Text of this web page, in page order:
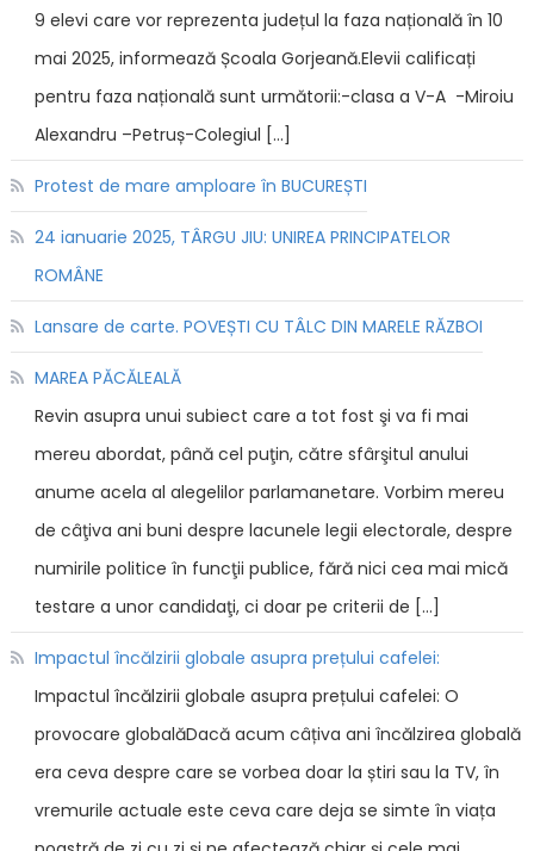
9 elevi care vor reprezenta județul la faza națională în 10
mai 2025, informează Școala Gorjeană.Elevii calificați
pentru faza națională sunt următorii:-clasa a V-A -Miroiu
Alexandru –Petruș-Colegiul […]
Protest de mare amploare în BUCUREȘTI
24 ianuarie 2025, TÂRGU JIU: UNIREA PRINCIPATELOR
ROMÂNE
Lansare de carte. POVEȘTI CU TÂLC DIN MARELE RĂZBOI
MAREA PĂCĂLEALĂ
Revin asupra unui subiect care a tot fost şi va fi mai
mereu abordat, până cel puţin, către sfârşitul anului
anume acela al alegelilor parlamanetare. Vorbim mereu
de câţiva ani buni despre lacunele legii electorale, despre
numirile politice în funcţii publice, fără nici cea mai mică
testare a unor candidaţi, ci doar pe criterii de […]
Impactul încălzirii globale asupra prețului cafelei:
Impactul încălzirii globale asupra prețului cafelei: O
provocare globalăDacă acum câțiva ani încălzirea globală
era ceva despre care se vorbea doar la știri sau la TV, în
vremurile actuale este ceva care deja se simte în viața